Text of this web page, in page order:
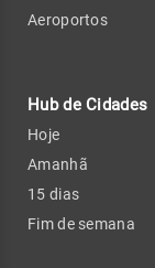
Aeroportos
Hub de Cidades
Hoje
Amanhã
15 dias
Fim de semana